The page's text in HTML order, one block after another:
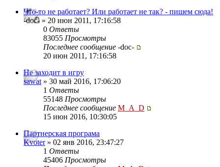
Что-то не работает? Или работает не так? - пишем сюда!
-doc- » 20 июн 2011, 17:16:58
0 Ответы
83055 Просмотры
Последнее сообщение -doc-
20 июн 2011, 17:16:58
Не заходит в игру
sawat » 30 май 2016, 17:06:20
1 Ответы
55148 Просмотры
Последнее сообщение M_A_D
15 июн 2016, 10:30:05
Партнерская програма
Kvoter» 02 янв 2016, 23:47:27
1 Ответы
45406 Просмотры